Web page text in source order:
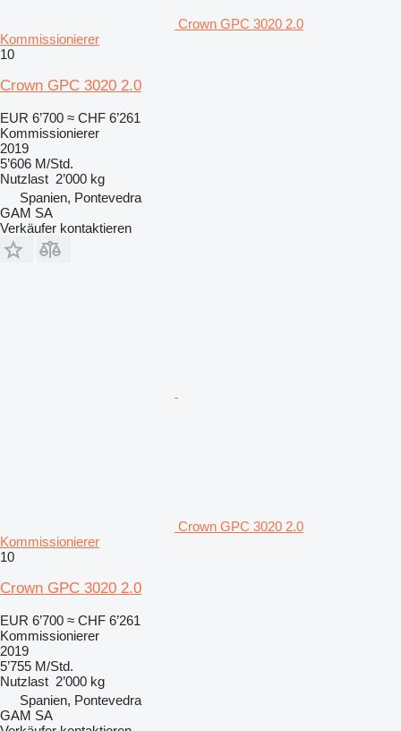
Crown GPC 3020 2.0
Kommissionierer
10
Crown GPC 3020 2.0
EUR 6’700 ≈ CHF 6’261
Kommissionierer
2019
5’606 M/Std.
Nutzlast 2’000 kg
Spanien, Pontevedra
GAM SA
Verkäufer kontaktieren
Crown GPC 3020 2.0
Kommissionierer
10
Crown GPC 3020 2.0
EUR 6’700 ≈ CHF 6’261
Kommissionierer
2019
5’755 M/Std.
Nutzlast 2’000 kg
Spanien, Pontevedra
GAM SA